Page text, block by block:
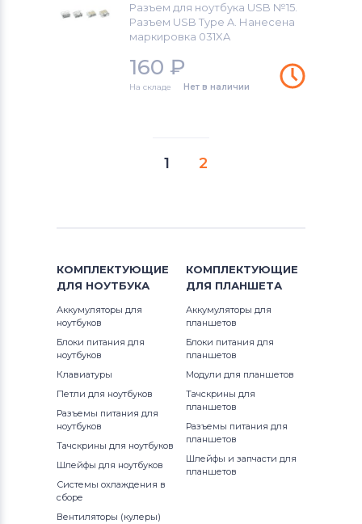
Разъем для ноутбука USB №15.
Разъем USB Type A. Нанесена
маркировка 031XA
160 ₽
На складе Нет в наличии
1 2
КОМПЛЕКТУЮЩИЕ
ДЛЯ НОУТБУКА
Аккумуляторы для
ноутбуков
Блоки питания для
ноутбуков
Клавиатуры
Петли для ноутбуков
Разъемы питания для
ноутбуков
Тачскрины для ноутбуков
Шлейфы для ноутбуков
Системы охлаждения в
сборе
Вентиляторы (кулеры)
КОМПЛЕКТУЮЩИЕ
ДЛЯ ПЛАНШЕТА
Аккумуляторы для
планшетов
Блоки питания для
планшетов
Модули для планшетов
Тачскрины для
планшетов
Разъемы питания для
планшетов
Шлейфы и запчасти для
планшетов